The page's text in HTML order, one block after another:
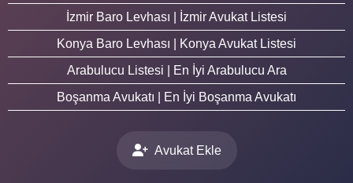
İzmir Baro Levhası | İzmir Avukat Listesi
Konya Baro Levhası | Konya Avukat Listesi
Arabulucu Listesi | En İyi Arabulucu Ara
Boşanma Avukatı | En İyi Boşanma Avukatı
Avukat Ekle